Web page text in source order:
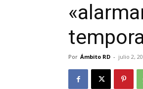
Por Ámbito RD - julio 2,